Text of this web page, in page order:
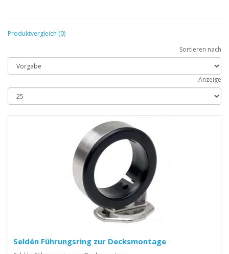
Produktvergleich (0)
Sortieren nach
Anzeige
Seldén Führungsring zur Decksmontage